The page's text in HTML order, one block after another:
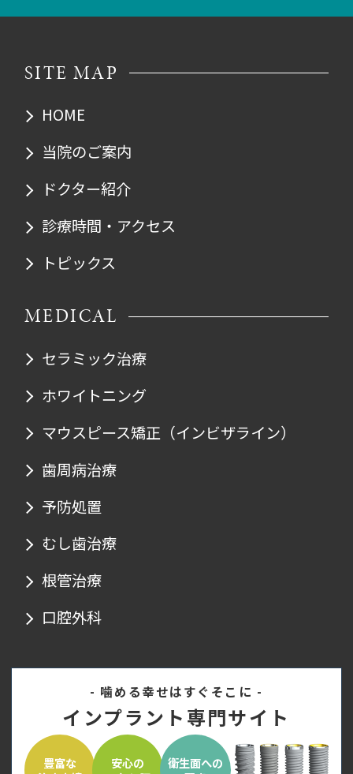
SITE MAP
HOME
当院のご案内
ドクター紹介
診療時間・アクセス
トピックス
MEDICAL
セラミック治療
ホワイトニング
マウスピース矯正 （インビザライン）
歯周病治療
予防処置
むし歯治療
根管治療
口腔外科
- 噛める幸せはすぐそこに -
インプラント専門サイト
豊富な
安心の
衛生面への